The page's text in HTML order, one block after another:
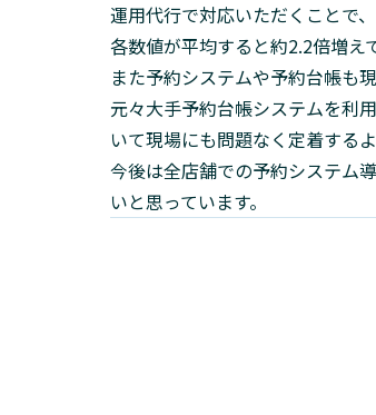
運用代行で対応いただくことで
各数値が平均すると約2.2倍増え
また予約システムや予約台帳も
元々大手予約台帳システムを利
いて現場にも問題なく定着する
今後は全店舗での予約システム
いと思っています。